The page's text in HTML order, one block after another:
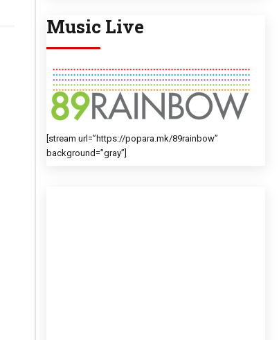
Music Live
[stream url=”https://popara.mk/89rainbow”
background=”gray”]